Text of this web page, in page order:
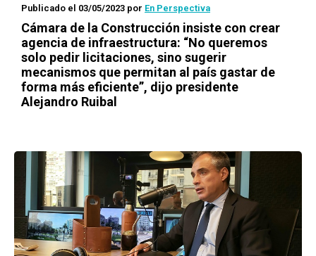
Publicado el 03/05/2023 por En Perspectiva
Cámara de la Construcción insiste con crear
agencia de infraestructura: “No queremos
solo pedir licitaciones, sino sugerir
mecanismos que permitan al país gastar de
forma más eficiente”, dijo presidente
Alejandro Ruibal